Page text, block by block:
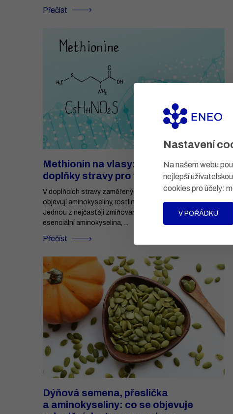
Nastavení
Na našem webu
nejlepší
cookies pro účely:
V POŘÁDKU
Přečíst
Methionin na vlasy: co obsahují
doplňky stravy pro vlasy a nehty
V doplňcích stravy zaměřených na vlasy a nehty se často
objevují aminokyseliny, rostlinné extrakty i vitaminy.
Jednou z nejčastěji zmiňovaných látek je methionin, tedy
esenciální aminokyselina, ...
Přečíst
Dýňová semena, přeslička
a aminokyseliny: co se objevuje